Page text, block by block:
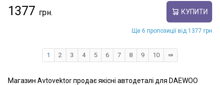
1377 КУПИТИ
Ще 6 пропозиції від 1377 грн
1 2 3 4 5 6 7 8 9 10 ⇛
Магазин Avtovektor продає якісні автодеталі для DAEWOO